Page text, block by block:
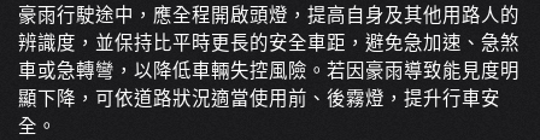
豪雨行駛途中，應全程開啟頭燈，提高自身及其他用路人的
辨識度，並保持比平時更長的安全車距，避免急加速、急煞
車或急轉彎，以降低車輛失控風險。若因豪雨導致能見度明
顯下降，可依道路狀況適當使用前、後霧燈，提升行車安
全。